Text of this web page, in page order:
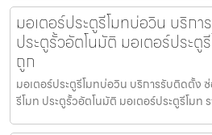
มอเตอร์ประตูรีโมทบ่อวิน บริก
ประตูรั้วอัตโนมัติ มอเตอร์ประตู
ถูก
มอเตอร์ประตูรีโมทบ่อวิน บริการรับติดตั้ง
รีโมท ประตูรั้วอัตโนมัติ มอเตอร์ประตูรีโมท